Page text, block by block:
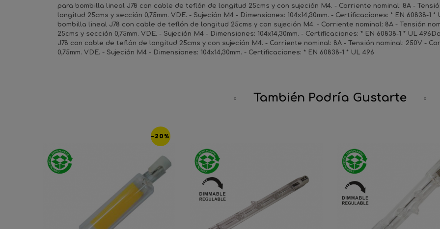
para bombilla lineal J78 con cable de teflón de longitud 25cms y con sujeción M4. - Corriente nominal: 8A -
longitud 25cms y sección 0,75mm. VDE. - Sujeción M4 - Dimensiones: 104x14,30mm. - Certificaciones: * EN 60838-
bombilla lineal J78 con cable de teflón de longitud 25cms y con sujeción M4. - Corriente nominal: 8A - Tensión
25cms y sección 0,75mm. VDE. - Sujeción M4 - Dimensiones: 104x14,30mm. - Certificaciones: * EN 60838-1 * UL
J78 con cable de teflón de longitud 25cms y con sujeción M4. - Corriente nominal: 8A - Tensión nominal: 250V -
0,75mm. VDE. - Sujeción M4 - Dimensiones: 104x14,30mm. - Certificaciones: * EN 60838-1 * UL 496
También Podría Gustarte
-20%